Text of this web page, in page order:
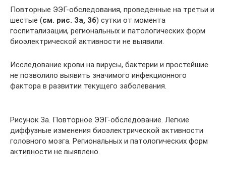
Повторные ЭЭГ-обследования, проведенные на третьи и
шестые (см. рис. 3а, 3б) сутки от момента
госпитализации, региональных и патологических форм
биоэлектрической активности не выявили.
Исследование крови на вирусы, бактерии и простейшие
не позволило выявить значимого инфекционного
фактора в развитии текущего заболевания.
Рисунок 3а. Повторное ЭЭГ-обследование. Легкие
диффузные изменения биоэлектрической активности
головного мозга. Региональных и патологических форм
активности не выявлено.